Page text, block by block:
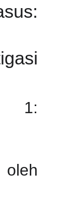
1: